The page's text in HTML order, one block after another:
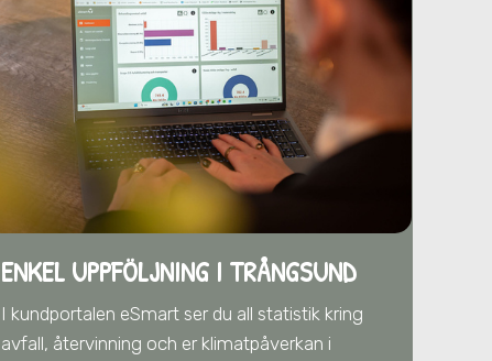
ENKEL UPPFÖLJNING I TRÅNGSUND
I kundportalen eSmart ser du all statistik kring
avfall, återvinning och er klimatpåverkan i